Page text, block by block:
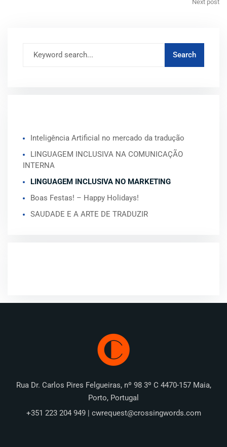
Next post
Inteligência Artificial no mercado da tradução
LINGUAGEM INCLUSIVA NA COMUNICAÇÃO
INTERNA
LINGUAGEM INCLUSIVA NO MARKETING
Boas Festas! – Happy Holidays!
SAUDADE E A ARTE DE TRADUZIR
Rua Dr. Carlos Pires Felgueiras, nº 98 3º C 4470-157 Maia,
Porto, Portugal
+351 223 204 949 | cwrequest@crossingwords.com